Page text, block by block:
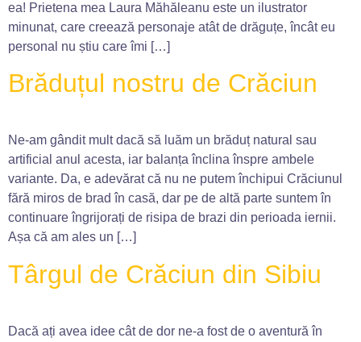
ea! Prietena mea Laura Măhăleanu este un ilustrator
minunat, care creează personaje atât de drăguțe, încât eu
personal nu știu care îmi […]
Brăduțul nostru de Crăciun
Ne-am gândit mult dacă să luăm un brăduț natural sau
artificial anul acesta, iar balanța înclina înspre ambele
variante. Da, e adevărat că nu ne putem închipui Crăciunul
fără miros de brad în casă, dar pe de altă parte suntem în
continuare îngrijorați de risipa de brazi din perioada iernii.
Așa că am ales un […]
Târgul de Crăciun din Sibiu
Dacă ați avea idee cât de dor ne-a fost de o aventură în